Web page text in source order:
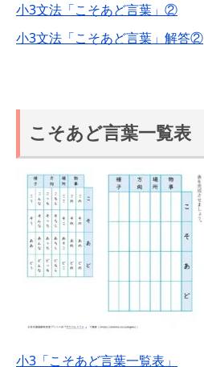
小3文法「こそあど言葉」②
小3文法「こそあど言葉」解答②
こそあど言葉一覧表
小3「こそあど言葉一覧表」